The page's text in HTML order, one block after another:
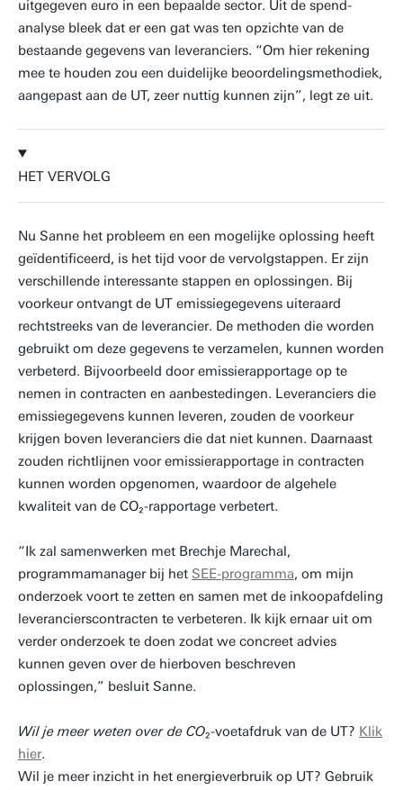
uitgegeven euro in een bepaalde sector. Uit de spend-
analyse bleek dat er een gat was ten opzichte van de
bestaande gegevens van leveranciers. “Om hier rekening
mee te houden zou een duidelijke beoordelingsmethodiek,
aangepast aan de UT, zeer nuttig kunnen zijn”, legt ze uit.
HET VERVOLG
Nu Sanne het probleem en een mogelijke oplossing heeft
geïdentificeerd, is het tijd voor de vervolgstappen. Er zijn
verschillende interessante stappen en oplossingen. Bij
voorkeur ontvangt de UT emissiegegevens uiteraard
rechtstreeks van de leverancier. De methoden die worden
gebruikt om deze gegevens te verzamelen, kunnen worden
verbeterd. Bijvoorbeeld door emissierapportage op te
nemen in contracten en aanbestedingen. Leveranciers die
emissiegegevens kunnen leveren, zouden de voorkeur
krijgen boven leveranciers die dat niet kunnen. Daarnaast
zouden richtlijnen voor emissierapportage in contracten
kunnen worden opgenomen, waardoor de algehele
kwaliteit van de CO₂-rapportage verbetert.
“Ik zal samenwerken met Brechje Marechal,
programmamanager bij het SEE-programma, om mijn
onderzoek voort te zetten en samen met de inkoopafdeling
leverancierscontracten te verbeteren. Ik kijk ernaar uit om
verder onderzoek te doen zodat we concreet advies
kunnen geven over de hierboven beschreven
oplossingen,” besluit Sanne.
Wil je meer weten over de CO₂-voetafdruk van de UT? Klik
hier.
Wil je meer inzicht in het energieverbruik op UT? Gebruik